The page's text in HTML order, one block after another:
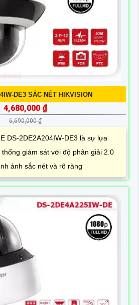
DE3 SẮC NÉT HIKVISION
4,680,000 ₫
6,690,000 ₫
DS-2DE2A204IW-DE3 là sự lựa
giám sát với độ phân giải 2.0
ảnh sắc nét và rõ ràng